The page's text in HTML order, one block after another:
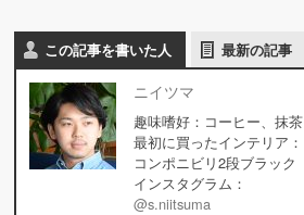
この記事を書いた人 最新の記事
ニイツマ
趣味嗜好：コーヒー、抹茶
最初に買ったインテリア：
コンポニビリ2段ブラック
インスタグラム：
@s.niitsuma